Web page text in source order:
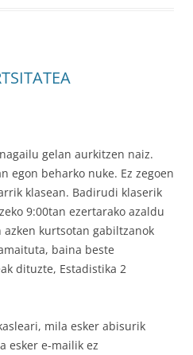
gelan aurkitzen naiz.
egon beharko nuke. Ez zegoen
klasean. Badirudi klaserik
9:00tan ezertarako azaldu
kurtsotan gabiltzanok
baina beste
dituzte, Estadistika 2
mila esker abisurik
esker e-mailik ez